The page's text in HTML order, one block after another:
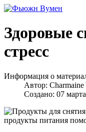
Здоровые
стресс
Информация о
Автор: Charmaine
Создано: 07
продукты питания